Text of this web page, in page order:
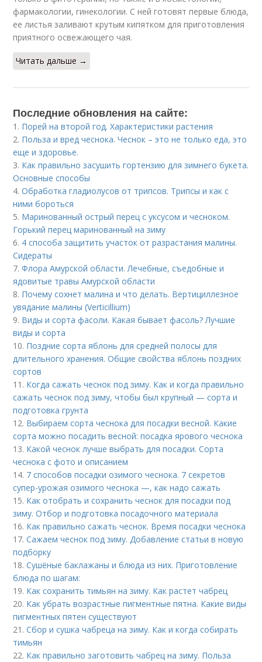
фармакологии, гинекологии. С ней готовят первые блюда,
ее листья заливают крутым кипятком для приготовления
приятного освежающего чая.
Читать дальше →
Последние обновления на сайте:
1. Порей на второй год. Характеристики растения
2. Польза и вред чеснока. Чеснок – это не только еда, это
еще и здоровье.
3. Как правильно засушить гортензию для зимнего букета.
Основные способы
4.Обработка гладиолусов от трипсов. Трипсы и как с
ними бороться
5. Маринованный острый перец с уксусом и чесноком.
Горький перец маринованный на зиму
6. 4 способа защитить участок от разрастания малины.
Сидераты
7.Флора Амурской области. Лечебные, съедобные и
ядовитые травы Амурской области
8. Почему сохнет малина и что делать. Вертициллезное
увядание малины (Verticillium)
9. Виды и сорта фасоли. Какая бывает фасоль? Лучшие
виды и сорта
10. Поздние сорта яблонь для средней полосы для
длительного хранения. Общие свойства яблонь поздних
сортов
11. Когда сажать чеснок под зиму. Как и когда правильно
сажать чеснок под зиму, чтобы был крупный — сорта и
подготовка грунта
12. Выбираем сорта чеснока для посадки весной. Какие
сорта можно посадить весной: посадка ярового чеснока
13. Какой чеснок лучше выбрать для посадки. Сорта
чеснока с фото и описанием
14. 7 способов посадки озимого чеснока. 7 секретов
супер-урожая озимого чеснока —, как надо сажать
15. Как отобрать и сохранить чеснок для посадки под
зиму. Отбор и подготовка посадочного материала
16. Как правильно сажать чеснок. Время посадки чеснока
17.Сажаем чеснок под зиму. Добавление статьи в новую
подборку
18.Сушёные баклажаны и блюда из них. Приготовление
блюда по шагам:
19. Как сохранить тимьян на зиму. Как растет чабрец
20. Как убрать возрастные пигментные пятна. Какие виды
пигментных пятен существуют
21.Сбор и сушка чабреца на зиму. Как и когда собирать
тимьян
22. Как правильно заготовить чабрец на зиму. Польза